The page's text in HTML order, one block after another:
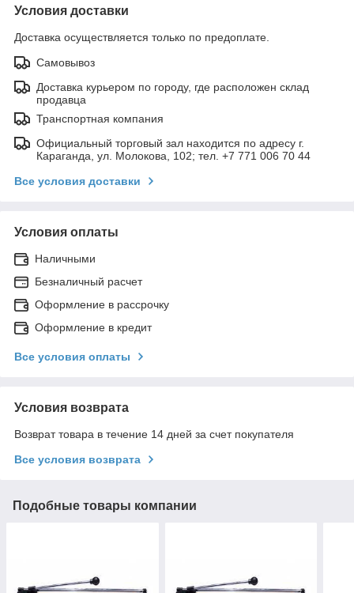
Условия доставки
Доставка осуществляется только по предоплате.
Самовывоз
Доставка курьером по городу, где расположен склад
продавца
Транспортная компания
Официальный торговый зал находится по адресу г.
Караганда, ул. Молокова, 102; тел. +7 771 006 70 44
Все условия доставки
Условия оплаты
Наличными
Безналичный расчет
Оформление в рассрочку
Оформление в кредит
Все условия оплаты
Условия возврата
Возврат товара в течение 14 дней за счет покупателя
Все условия возврата
Подобные товары компании